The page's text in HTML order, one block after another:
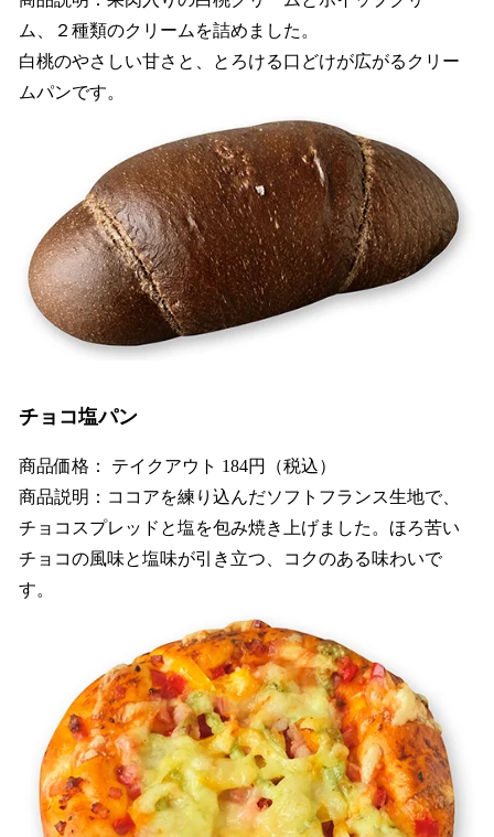
ム、２種類のクリームを詰めました。
白桃のやさしい甘さと、とろける口どけが広がるクリー
ムパンです。
チョコ塩パン
商品価格： テイクアウト 184円（税込）
商品説明：ココアを練り込んだソフトフランス生地で、
チョコスプレッドと塩を包み焼き上げました。ほろ苦い
チョコの風味と塩味が引き立つ、コクのある味わいで
す。